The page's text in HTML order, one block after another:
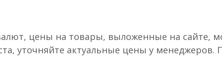
цены на товары, выложенные на сайте,
уточняйте актуальные цены у